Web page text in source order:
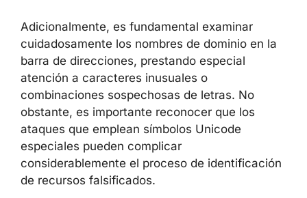
Adicionalmente, es fundamental examinar
cuidadosamente los nombres de dominio en la
barra de direcciones, prestando especial
atención a caracteres inusuales o
combinaciones sospechosas de letras. No
obstante, es importante reconocer que los
ataques que emplean símbolos Unicode
especiales pueden complicar
considerablemente el proceso de identificación
de recursos falsificados.